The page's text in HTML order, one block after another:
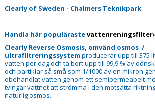
Clearly of Sweden - Chalmers Teknikpark
Handla här populärastevattenreningsfilter
Clearly Reverse Osmosis, omvänd osmos /
ultrafiltreringssystem producerar upp till 375
vatten per dag och ta bort upp till 99,9 % av
och partiklar så små som 1/1000 av en mikron
obehandlat vatten genom ett semipermeabelt
tvingar vattnet att strömma i den motsatta
naturlig osmos.